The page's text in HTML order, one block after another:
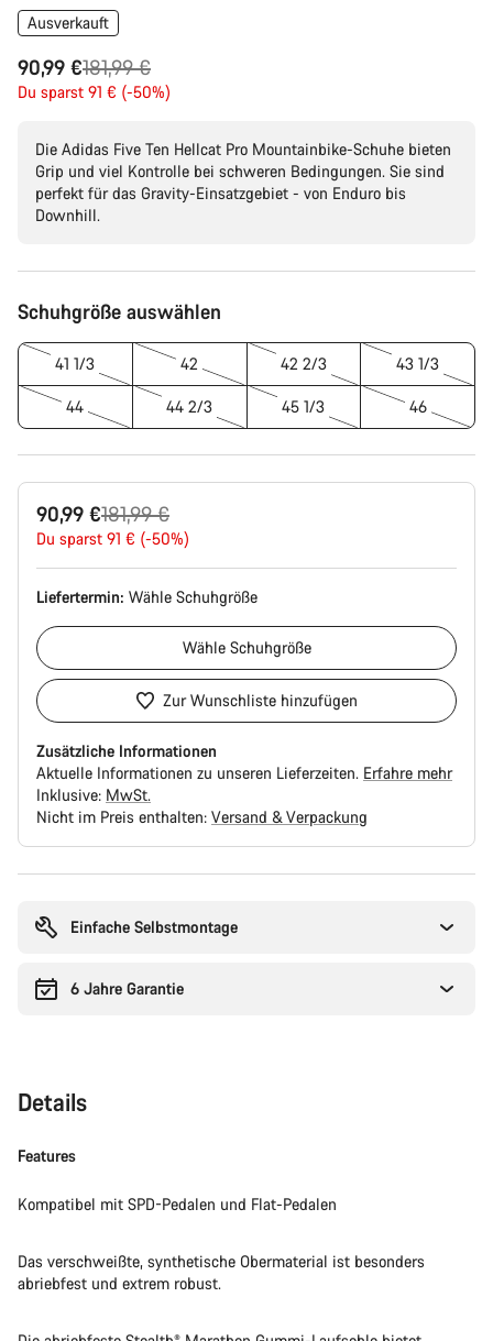
Ausverkauft
90,99 €
Ursprungspreis
181,99 €
Du sparst 91 € (-50%)
Die Adidas Five Ten Hellcat Pro Mountainbike-Schuhe bieten
Grip und viel Kontrolle bei schweren Bedingungen. Sie sind
perfekt für das Gravity-Einsatzgebiet - von Enduro bis
Downhill.
Produktkonfiguration
Schuhgröße auswählen
41 1/3 42 42 2/3 43 1/3
44 44 2/3 45 1/3 46
90,99 €
Ursprungspreis
181,99 €
Du sparst 91 € (-50%)
Liefertermin: Wähle Schuhgröße
Wähle Schuhgröße
Zur Wunschliste hinzufügen
Zusätzliche Informationen
Aktuelle Informationen zu unseren Lieferzeiten. Erfahre mehr
Inklusive: MwSt.
Nicht im Preis enthalten: Versand & Verpackung
Einfache Selbstmontage
6 Jahre Garantie
Details
Features
Kompatibel mit SPD-Pedalen und Flat-Pedalen
Das verschweißte, synthetische Obermaterial ist besonders
abriebfest und extrem robust.